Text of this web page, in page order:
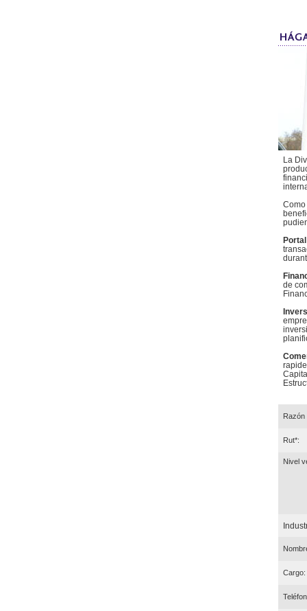
La
Como
de
Razón
Rut*:
Nivel
Cargo: